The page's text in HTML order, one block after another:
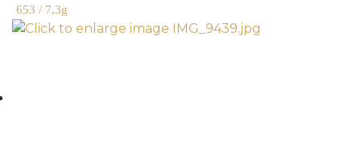
653 / 7,3g